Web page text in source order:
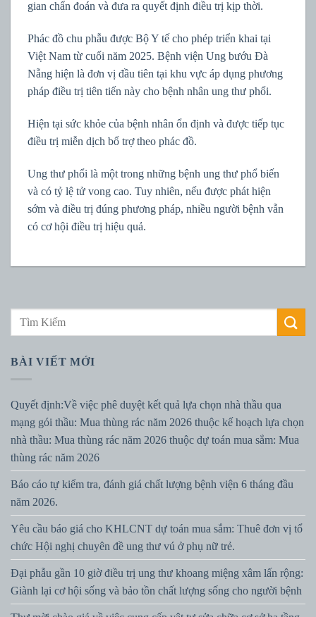
gian chẩn đoán và đưa ra quyết định điều trị kịp thời.
Phác đồ chu phẫu được Bộ Y tế cho phép triển khai tại
Việt Nam từ cuối năm 2025. Bệnh viện Ung bướu Đà
Nẵng hiện là đơn vị đầu tiên tại khu vực áp dụng phương
pháp điều trị tiên tiến này cho bệnh nhân ung thư phổi.
Hiện tại sức khỏe của bệnh nhân ổn định và được tiếp tục
điều trị miễn dịch bổ trợ theo phác đồ.
Ung thư phổi là một trong những bệnh ung thư phổ biến
và có tỷ lệ tử vong cao. Tuy nhiên, nếu được phát hiện
sớm và điều trị đúng phương pháp, nhiều người bệnh vẫn
có cơ hội điều trị hiệu quả.
BÀI VIẾT MỚI
Quyết định:Về việc phê duyệt kết quả lựa chọn nhà thầu qua
mạng gói thầu: Mua thùng rác năm 2026 thuộc kế hoạch lựa chọn
nhà thầu: Mua thùng rác năm 2026 thuộc dự toán mua sắm: Mua
thùng rác năm 2026
Báo cáo tự kiểm tra, đánh giá chất lượng bệnh viện 6 tháng đầu
năm 2026.
Yêu cầu báo giá cho KHLCNT dự toán mua sắm: Thuê đơn vị tổ
chức Hội nghị chuyên đề ung thư vú ở phụ nữ trẻ.
Đại phẫu gần 10 giờ điều trị ung thư khoang miệng xâm lấn rộng:
Giành lại cơ hội sống và bảo tồn chất lượng sống cho người bệnh